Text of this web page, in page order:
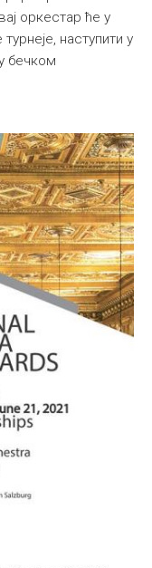
оркестар ће у
наступити у
бечком